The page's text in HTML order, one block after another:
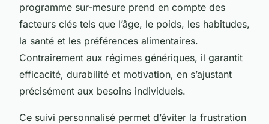
programme sur-mesure prend en compte des
facteurs clés tels que l’âge, le poids, les habitudes,
la santé et les préférences alimentaires.
Contrairement aux régimes génériques, il garantit
efficacité, durabilité et motivation, en s’ajustant
précisément aux besoins individuels.
Ce suivi personnalisé permet d’éviter la frustration